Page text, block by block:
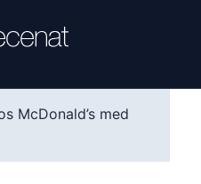
McDonald’s med